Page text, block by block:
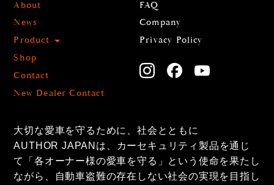
About
News
Product
Shop
Contact
New Dealer Contact
FAQ
Company
Privacy Policy
大切な愛車を守るために、社会とともに
AUTHOR JAPANは、カーセキュリティ製品を通じ
て「各オーナー様の愛車を守る」という使命を果たし
ながら、自動車盗難の存在しない社会の実現を目指し